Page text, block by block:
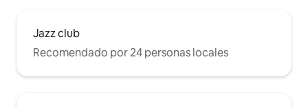
Jazz club
Recomendado por 24 personas locales